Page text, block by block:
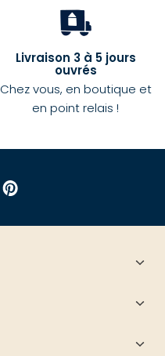
Livraison 3 à 5 jours
ouvrés
Chez vous, en boutique et
en point relais !